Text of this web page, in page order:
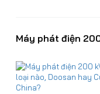
Máy phát điện